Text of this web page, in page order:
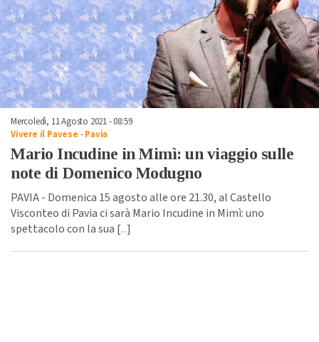
Mercoledì, 11 Agosto 2021 - 08:59
Vivere il Pavese -Pavia
Mario Incudine in Mimì: un viaggio sulle
note di Domenico Modugno
PAVIA - Domenica 15 agosto alle ore 21.30, al Castello
Visconteo di Pavia ci sarà Mario Incudine in Mimì: uno
spettacolo con la sua [...]